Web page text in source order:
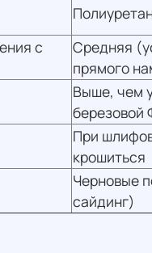
с
Средняя
прямого
Выше, чем
При
крошиться
Черновые
сайдинг)